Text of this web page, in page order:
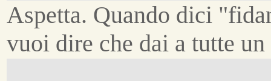
Aspetta. Quando dici
vuoi dire che dai a tutte